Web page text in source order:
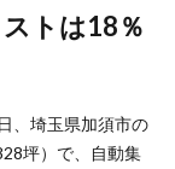
、埼玉県加須市の
坪）で、自動集